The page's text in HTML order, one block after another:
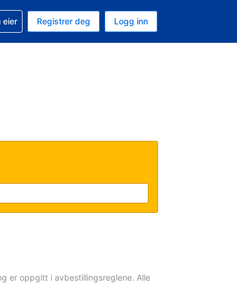
eier Registrer deg Logg inn
er oppgitt i avbestillingsreglene. Alle